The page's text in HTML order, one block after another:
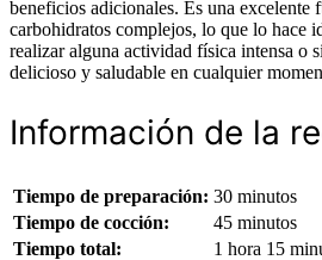
beneficios adicionales. Es una excelente
carbohidratos complejos, lo que lo hace
realizar alguna actividad física intensa o
delicioso y saludable en cualquier
Información de la
Tiempo de preparación: 30 minutos
Tiempo de cocción:
45 minutos
Tiempo total:
1 hora 15